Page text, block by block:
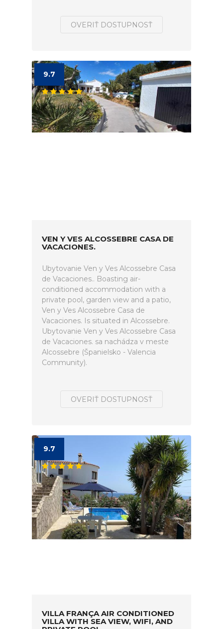
OVERIŤ DOSTUPNOSŤ
9.7
VEN Y VES ALCOSSEBRE CASA DE
VACACIONES.
Ubytovanie Ven y Ves Alcossebre Casa
de Vacaciones.. Boasting air-
conditioned accommodation with a
private pool, garden view and a patio,
Ven y Ves Alcossebre Casa de
Vacaciones. Is situated in Alcossebre.
Ubytovanie Ven y Ves Alcossebre Casa
de Vacaciones. sa nachádza v meste
Alcossebre (Španielsko - Valencia
Community).
OVERIŤ DOSTUPNOSŤ
9.7
VILLA FRANÇA AIR CONDITIONED
VILLA WITH SEA VIEW, WIFI, AND